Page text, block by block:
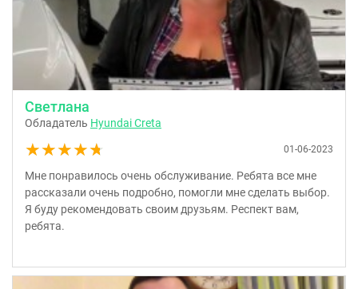
Светлана
Обладатель Hyundai Creta
★★★★★
★★★★★ 01-06-2023
Мне понравилось очень обслуживание. Ребята все мне
рассказали очень подробно, помогли мне сделать выбор.
Я буду рекомендовать своим друзьям. Респект вам,
ребята.